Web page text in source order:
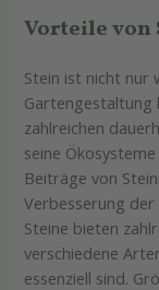
Vorteile von
Stein ist nicht nur
Gartengestaltung
zahlreichen
seine
Beiträge von
Verbesserung
Steine bieten
verschiedene
essenziell sind.